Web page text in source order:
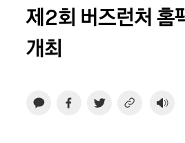
제2회 버즈런처 홈
개최